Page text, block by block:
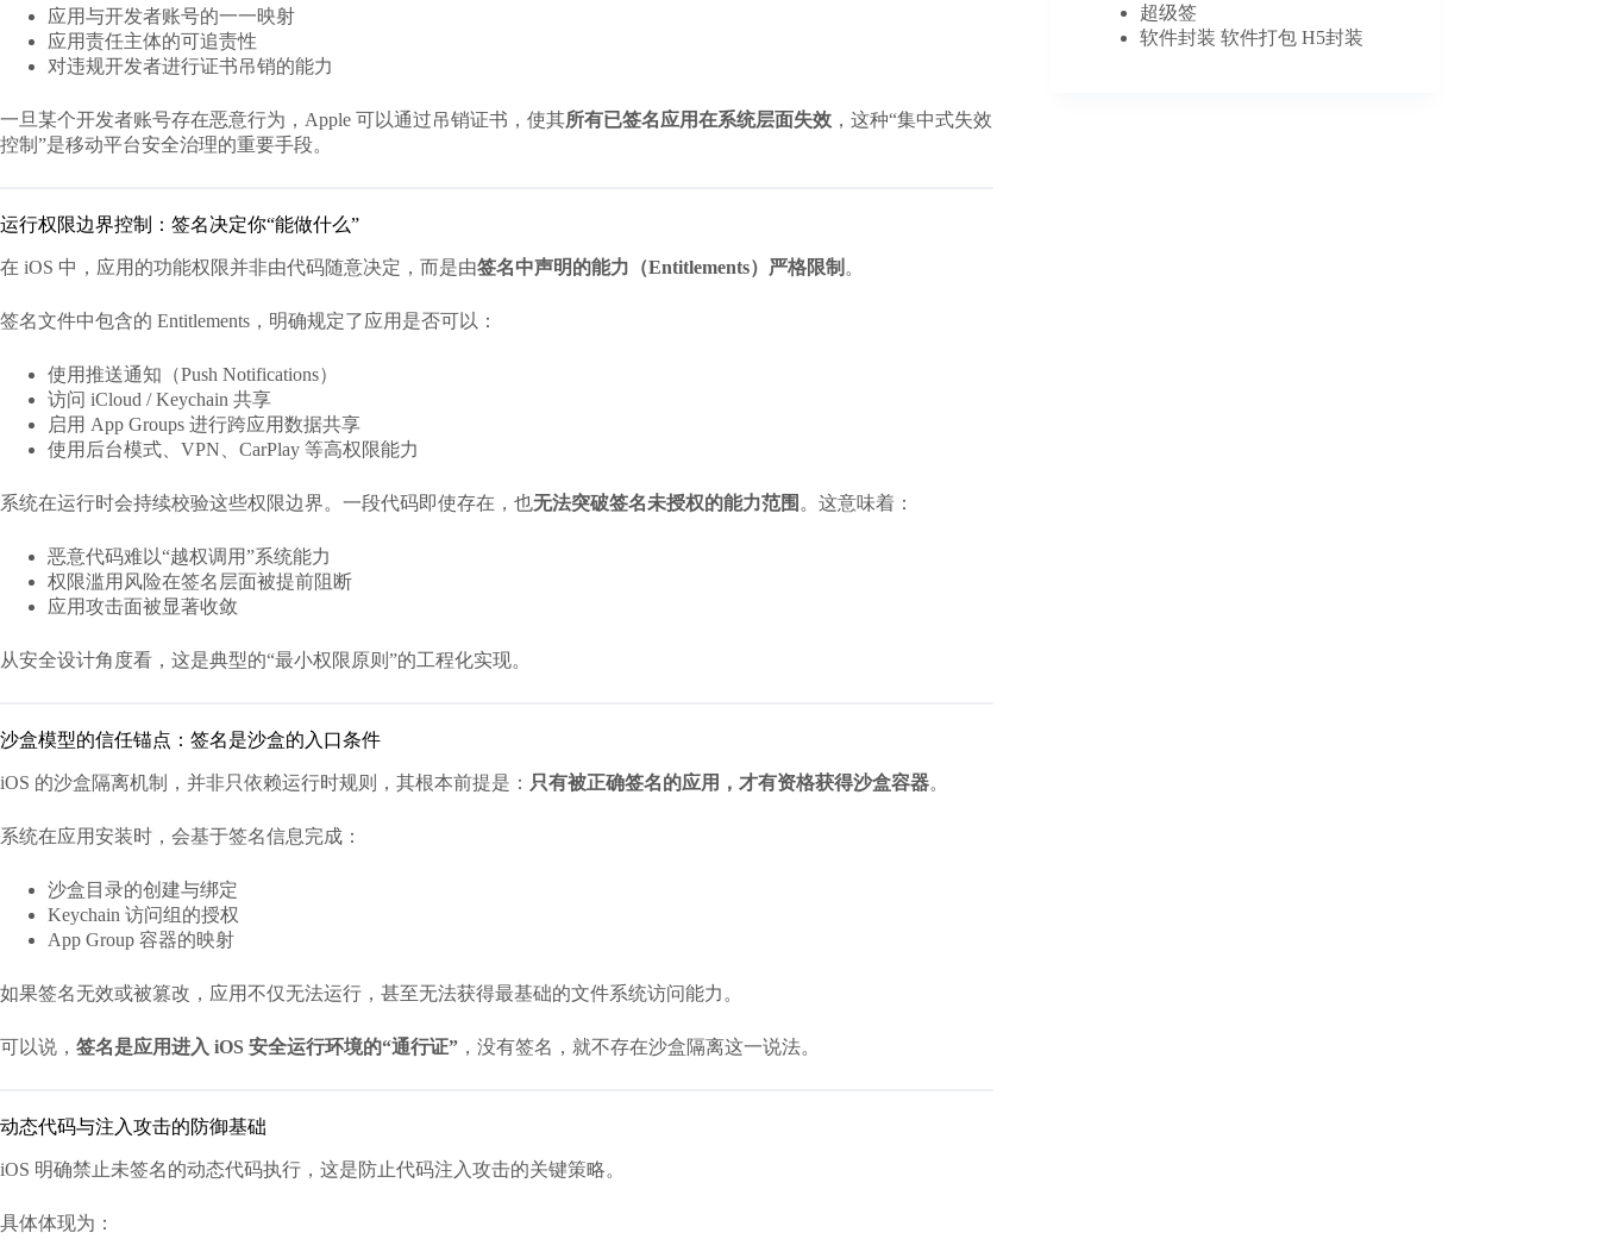
应用与开发者账号的一一映射
应用责任主体的可追责性
对违规开发者进行证书吊销的能力
一旦某个开发者账号存在恶意行为，Apple 可以通过吊销证书，使其所有已签名应用在系统层面失效 ，这种“集中式失效
控制”是移动平台安全治理的重要手段。
运行权限边界控制：签名决定你“能做什么”
在 iOS 中，应用的功能权限并非由代码随意决定，而是由签名中声明的能力（Entitlements）严格限制 。
签名文件中包含的 Entitlements，明确规定了应用是否可以：
使用推送通知（Push Notifications）
访问 iCloud / Keychain 共享
启用 App Groups 进行跨应用数据共享
使用后台模式、VPN、CarPlay 等高权限能力
系统在运行时会持续校验这些权限边界。一段代码即使存在，也无法突破签名未授权的能力范围 。这意味着：
恶意代码难以“越权调用”系统能力
权限滥用风险在签名层面被提前阻断
应用攻击面被显著收敛
从安全设计角度看，这是典型的“最小权限原则”的工程化实现。
沙盒模型的信任锚点：签名是沙盒的入口条件
iOS 的沙盒隔离机制，并非只依赖运行时规则，其根本前提是： 只有被正确签名的应用，才有资格获得沙盒容器。
系统在应用安装时，会基于签名信息完成：
沙盒目录的创建与绑定
Keychain 访问组的授权
App Group 容器的映射
如果签名无效或被篡改，应用不仅无法运行，甚至无法获得最基础的文件系统访问能力。
可以说， 签名是应用进入 iOS 安全运行环境的“通行证” ，没有签名，就不存在沙盒隔离这一说法。
动态代码与注入攻击的防御基础
iOS 明确禁止未签名的动态代码执行，这是防止代码注入攻击的关键策略。
具体体现为：
超级签
软件封装 软件打包 H5封装